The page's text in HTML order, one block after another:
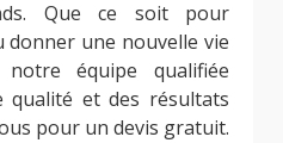
Que ce soit pour
une nouvelle vie
équipe qualifiée
et des résultats
pour un devis gratuit.